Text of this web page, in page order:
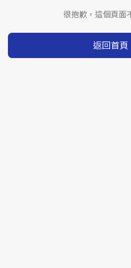
很抱歉，這個頁面
返回首頁